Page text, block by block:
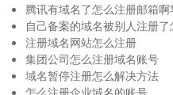
腾讯有域名了怎么注册邮箱
自己备案的域名被别人注册
注册域名网站怎么注册
集团公司怎么注册域名账号
域名暂停注册怎么解决方法
怎么注册企业域名的账号